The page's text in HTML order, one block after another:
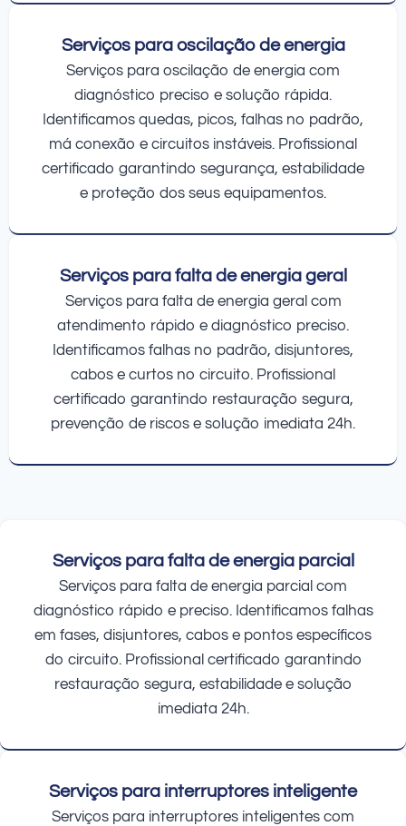
Serviços para oscilação de energia
Serviços para oscilação de energia com
diagnóstico preciso e solução rápida.
Identificamos quedas, picos, falhas no padrão,
má conexão e circuitos instáveis. Profissional
certificado garantindo segurança, estabilidade
e proteção dos seus equipamentos.
Serviços para falta de energia geral
Serviços para falta de energia geral com
atendimento rápido e diagnóstico preciso.
Identificamos falhas no padrão, disjuntores,
cabos e curtos no circuito. Profissional
certificado garantindo restauração segura,
prevenção de riscos e solução imediata 24h.
Serviços para falta de energia parcial
Serviços para falta de energia parcial com
diagnóstico rápido e preciso. Identificamos falhas
em fases, disjuntores, cabos e pontos específicos
do circuito. Profissional certificado garantindo
restauração segura, estabilidade e solução
imediata 24h.
Serviços para interruptores inteligente
Serviços para interruptores inteligentes com